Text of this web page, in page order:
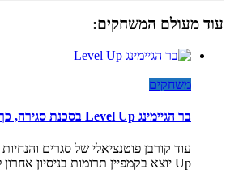
עוד מעולם המשחקים:
משחקים
בר הגיימינג Level Up בסכנת סגירה, כך תוכלו לעזור
Up יוצא בקמפיין תרומות בניסיון אחרון להצילו מפני סגירה